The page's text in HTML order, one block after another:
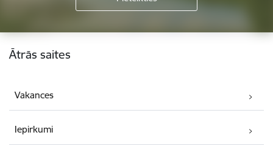
Kājene
Ātrās saites
Vakances
Iepirkumi